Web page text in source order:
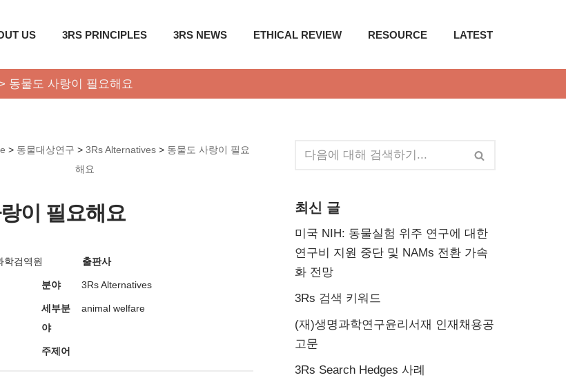
US 3RS PRINCIPLES 3RS NEWS ETHICAL REVIEW RESOURCE LATEST
> 동물도 사랑이 필요해요
> 동물대상연구 > 3Rs Alternatives > 동물도 사랑이 필요
해요
이 필요해요
학검역원 출판사
분야 3Rs Alternatives
세부분
야
animal welfare
주제어
최신 글
미국 NIH: 동물실험 위주 연구에 대한
연구비 지원 중단 및 NAMs 전환 가속
화 전망
3Rs 검색 키워드
(재)생명과학연구윤리서재 인재채용공
고문
3Rs Search Hedges 사례